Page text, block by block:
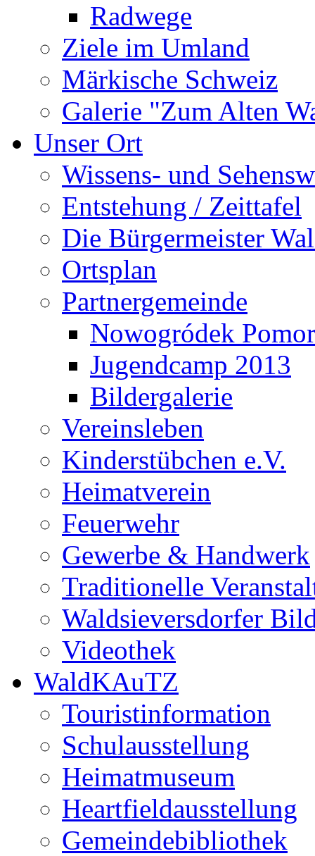
Radwege
Ziele im Umland
Märkische Schweiz
Galerie "Zum Alten
Unser Ort
Wissens- und
Entstehung / Zeittafel
Die Bürgermeister
Ortsplan
Partnergemeinde
Nowogródek
Jugendcamp 2013
Bildergalerie
Vereinsleben
Kinderstübchen e.V.
Heimatverein
Feuerwehr
Gewerbe & Handwerk
Traditionelle
Waldsieversdorfer
Videothek
WaldKAuTZ
Touristinformation
Schulausstellung
Heimatmuseum
Heartfieldausstellung
Gemeindebibliothek